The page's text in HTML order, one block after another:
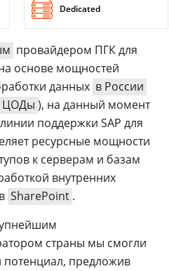
Dedicated
провайдером ПГК для
основе мощностей
данных в России
ЦОДы ), на данный момент
поддержки SAP для
ресурсные мощности
к серверам и базам
внутренних
SharePoint .
страны мы смогли
потенциал, предложив